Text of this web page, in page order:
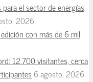
el sector de energías
2026
con más de 6 mil
12.700 visitantes, cerca
6 agosto, 2026